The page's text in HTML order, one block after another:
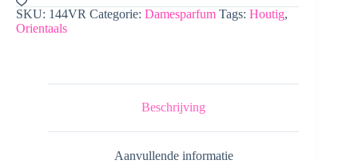
Oriëntaals
en
houtig
SKU: 144VR Categorie: Damesparfum Tags: Houtig,
Orientaals
Beschrijving
Aanvullende informatie